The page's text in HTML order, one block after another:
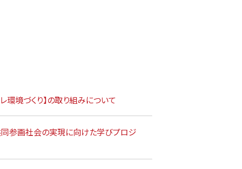
環境づくり】の取り組みについて
参画社会の実現に向けた学びプロジ